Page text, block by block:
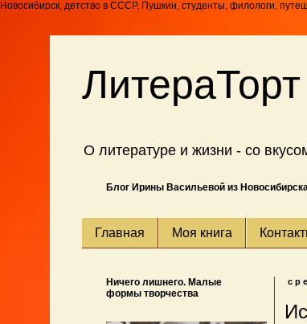
Новосибирск, детство в СССР, Пушкин, студенты, филологи,
ЛитераТорт
О литературе и жизни - со
Блог Ирины Васильевой из
Главная Моя книга
Ничего лишнего. Малые
формы творчества